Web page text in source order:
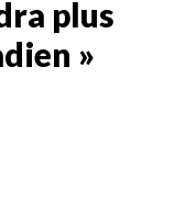
plus
»